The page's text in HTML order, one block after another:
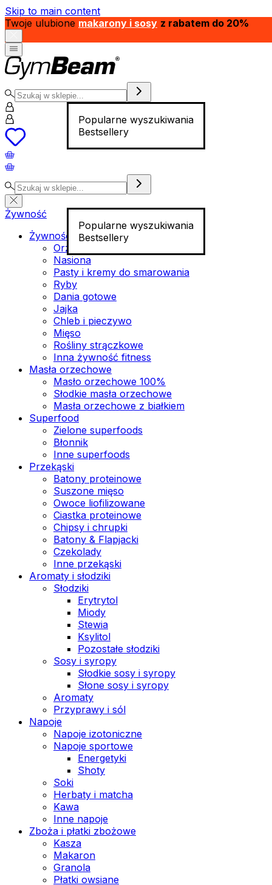
Skip to main content
Twoje ulubione makarony i sosy z rabatem do 20%
Popularne wyszukiwania
Bestsellery
Popularne wyszukiwania
Bestsellery
Żywność
Żywność funkcjonalna
Orzechy
Nasiona
Pasty i kremy do smarowania
Ryby
Dania gotowe
Jajka
Chleb i pieczywo
Mięso
Rośliny strączkowe
Inna żywność fitness
Masła orzechowe
Masło orzechowe 100%
Słodkie masła orzechowe
Masła orzechowe z białkiem
Superfood
Zielone superfoods
Błonnik
Inne superfoods
Przekąski
Batony proteinowe
Suszone mięso
Owoce liofilizowane
Ciastka proteinowe
Chipsy i chrupki
Batony & Flapjacki
Czekolady
Inne przekąski
Aromaty i słodziki
Słodziki
Erytrytol
Miody
Stewia
Ksylitol
Pozostałe słodziki
Sosy i syropy
Słodkie sosy i syropy
Słone sosy i syropy
Aromaty
Przyprawy i sól
Napoje
Napoje izotoniczne
Napoje sportowe
Energetyki
Shoty
Soki
Herbaty i matcha
Kawa
Inne napoje
Zboża i płatki zbożowe
Kasza
Makaron
Granola
Płatki owsiane